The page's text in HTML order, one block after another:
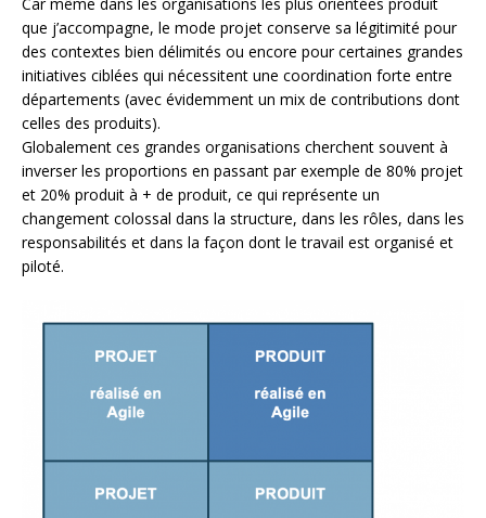
Car même dans les organisations les plus orientées produit
que j’accompagne, le mode projet conserve sa légitimité pour
des contextes bien délimités ou encore pour certaines grandes
initiatives ciblées qui nécessitent une coordination forte entre
départements (avec évidemment un mix de contributions dont
celles des produits).
Globalement ces grandes organisations cherchent souvent à
inverser les proportions en passant par exemple de 80% projet
et 20% produit à + de produit, ce qui représente un
changement colossal dans la structure, dans les rôles, dans les
responsabilités et dans la façon dont le travail est organisé et
piloté.